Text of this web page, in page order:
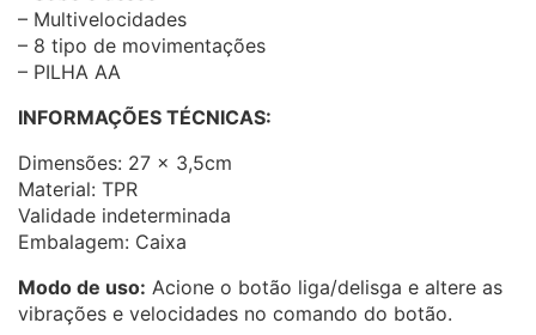
– Multivelocidades
– 8 tipo de movimentações
– PILHA AA
INFORMAÇÕES TÉCNICAS:
Dimensões: 27 x 3,5cm
Material: TPR
Validade indeterminada
Embalagem: Caixa
Modo de uso: Acione o botão liga/delisga e altere as
vibrações e velocidades no comando do botão.